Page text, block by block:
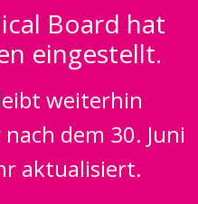
Board hat
eingestellt.
weiterhin
dem 30. Juni
aktualisiert.